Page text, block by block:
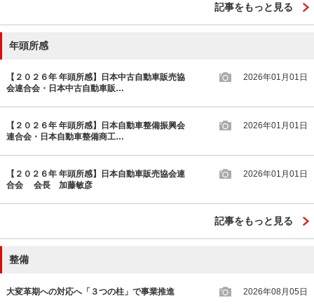
記事をもっと見る
年頭所感
【２０２６年 年頭所感】日本中古自動車販売協
会連合会・日本中古自動車販…
2026年01月01日
【２０２６年 年頭所感】日本自動車整備振興会
連合会・日本自動車整備商工…
2026年01月01日
【２０２６年 年頭所感】日本自動車販売協会連
合会 会長 加藤敏彦
2026年01月01日
記事をもっと見る
整備
大変革期への対応へ「３つの柱」で事業推進 2026年08月05日